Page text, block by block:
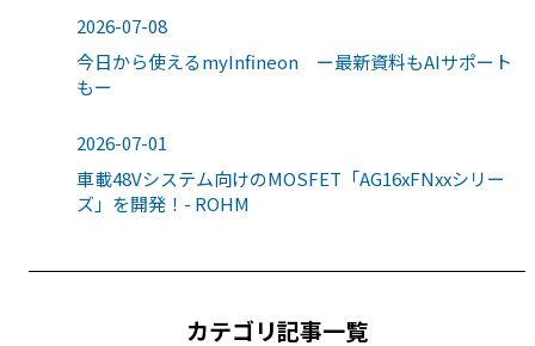
2026-07-08
今日から使えるmyInfineon ー最新資料もAIサポート
もー
2026-07-01
車載48Vシステム向けのMOSFET「AG16xFNxxシリー
ズ」を開発！- ROHM
カテゴリ記事一覧